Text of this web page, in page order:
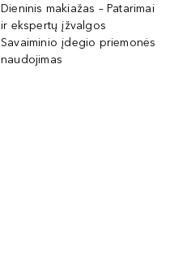
Dieninis makiažas – Patarimai
ir ekspertų įžvalgos
Savaiminio įdegio priemonės
naudojimas